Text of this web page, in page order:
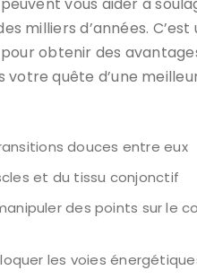
milliers d’années.
obtenir des
quête d’une
douces entre eux
et du tissu conjonctif
des points sur le
les voies